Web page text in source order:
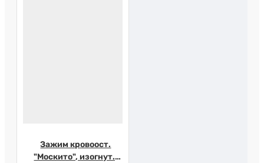
Зажим кровоост.
"Москито", изогнут.,